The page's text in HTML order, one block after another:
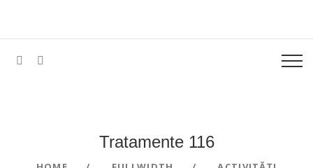
Tratamente 116